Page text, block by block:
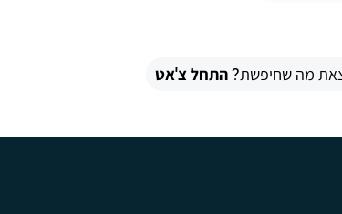
מה שחיפשת?התחל צ'אט